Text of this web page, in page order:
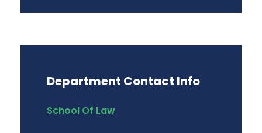
Department Contact Info
School Of Law